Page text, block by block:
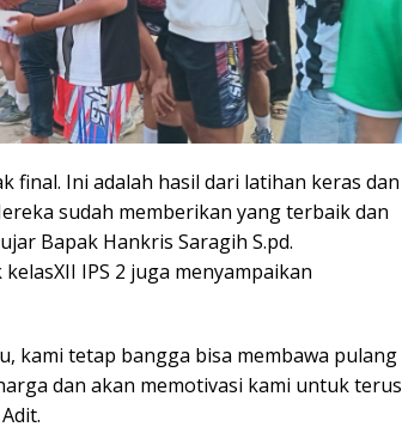
final. Ini adalah hasil dari latihan keras dan
sudah memberikan yang terbaik dan
Bapak Hankris Saragih S.pd.
IPS 2 juga menyampaikan
kami tetap bangga bisa membawa pulang
dan akan memotivasi kami untuk terus